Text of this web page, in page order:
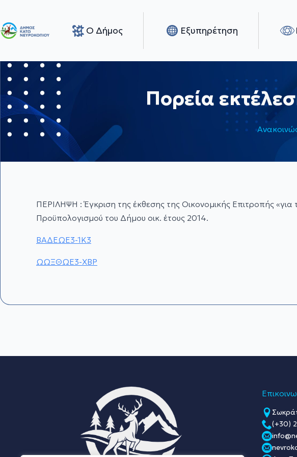
Ο Δήμος Εξυπηρέτηση
Πορεία
ΠΕΡΙΛΗΨΗ : Έγκριση της έκθεσης της Οικονομικής Επιτροπής
Προϋπολογισμού του Δήμου οικ. έτους 2014.
ΒΑΔΕΩΕ3-1Κ3
ΩΩΞΘΩΕ3-ΧΒΡ
(+30)